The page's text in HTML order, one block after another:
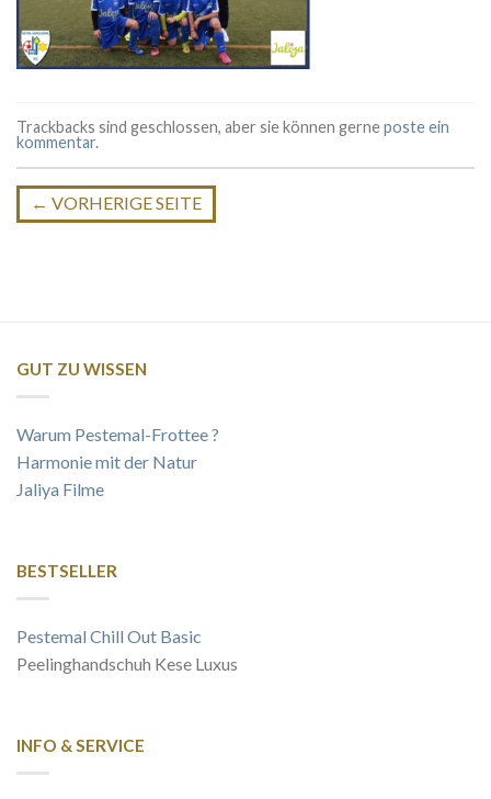
Trackbacks sind geschlossen, aber sie können gerneposte ein
kommentar.
← VORHERIGE SEITE
GUT ZU WISSEN
Warum Pestemal-Frottee ?
Harmonie mit der Natur
Jaliya Filme
BESTSELLER
Pestemal Chill Out Basic
Peelinghandschuh Kese Luxus
INFO & SERVICE